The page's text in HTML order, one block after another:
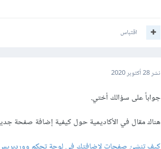
اقتباس
نشر28 أكتوبر 2020
جواباً على سؤالك أختي.
هناك مقال في الأكاديمية حول كيفية إضافة صفحة